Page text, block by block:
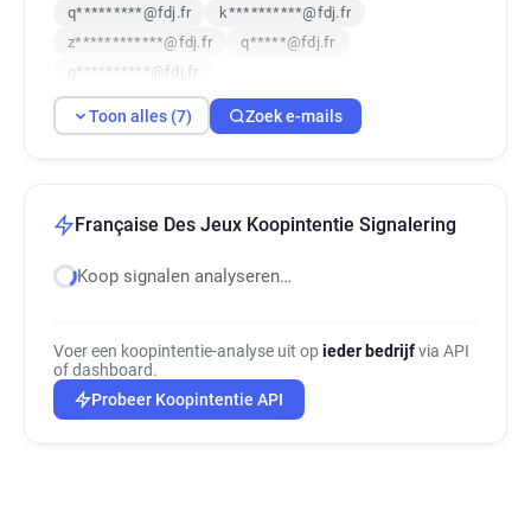
q*********@fdj.fr
k**********@fdj.fr
z************@fdj.fr
q*****@fdj.fr
g**********@fdj.fr
Toon alles (7) Zoek e-mails
Française Des Jeux Koopintentie Signalering
Koop signalen analyseren…
Voer een koopintentie-analyse uit op ieder bedrijfvia API
of dashboard.
Probeer Koopintentie API